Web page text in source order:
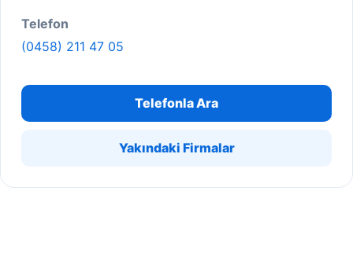
Telefon
(0458) 211 47 05
Telefonla Ara
Yakındaki Firmalar